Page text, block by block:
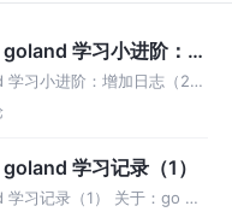
学习小进阶：增
习小进阶：增加日志（2）
go 写 TCP 服务 基础 ：
学习记录（1）
习记录（1） 关于：go 语